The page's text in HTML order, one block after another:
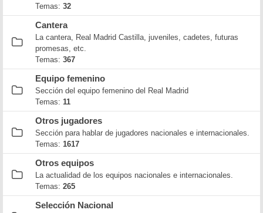
Temas: 32
Cantera
La cantera, Real Madrid Castilla, juveniles, cadetes, futuras
promesas, etc.
Temas: 367
Equipo femenino
Sección del equipo femenino del Real Madrid
Temas: 11
Otros jugadores
Sección para hablar de jugadores nacionales e internacionales.
Temas: 1617
Otros equipos
La actualidad de los equipos nacionales e internacionales.
Temas: 265
Selección Nacional